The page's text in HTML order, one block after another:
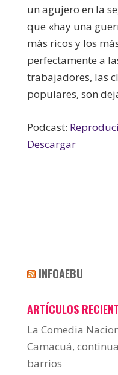
un agujero en la
que «hay una
más ricos y los
perfectamente a
trabajadores, las
populares, son
Podcast:
Descargar
INFOAEBU
ARTÍCULOS
La Comedia
Camacuá,
barrios